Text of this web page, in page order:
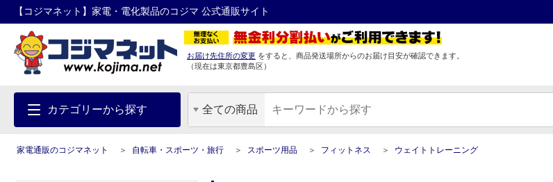
【コジマネット】家電・電化製品のコジマ 公式通販サイト
お届け先住所の変更 をすると、商品発送場所からのお届け目安が確認できます。
（現在は東京都豊島区）
カテゴリーから探す 全ての商品
家電通販のコジマネット 自転車・スポーツ・旅行 スポーツ用品 フィットネス ウェイトトレーニング